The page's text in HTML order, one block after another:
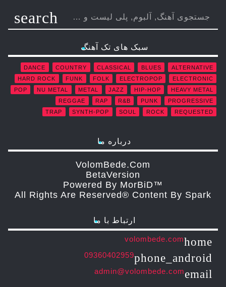
search
سبک های تک آهنگ
ALTERNATIVE
BLUES
CLASSICAL
COUNTRY
DANCE
ELECTRONIC
ELECTROPOP
FOLK
FUNK
HARD ROCK
HEAVY METAL
HIP-HOP
JAZZ
METAL
NU METAL
POP
PROGRESSIVE
PUNK
R&B
RAP
REGGAE
REQUESTED
ROCK
SOUL
SYNTH-POP
TRAP
درباره ما
VolomBede.com
ΒetaVersion
Powered By MorBiD™
All Rights Are Reserved® Content By Spark
ارتباط با ما
home
volombede.com
phone_android
09360402959
email
admin@volombede.com